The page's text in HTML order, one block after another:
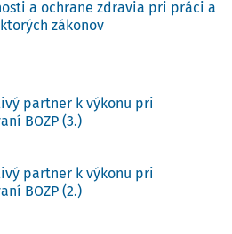
a ochrane zdravia pri práci a
zákonov
partner k výkonu pri
BOZP (3.)
partner k výkonu pri
BOZP (2.)